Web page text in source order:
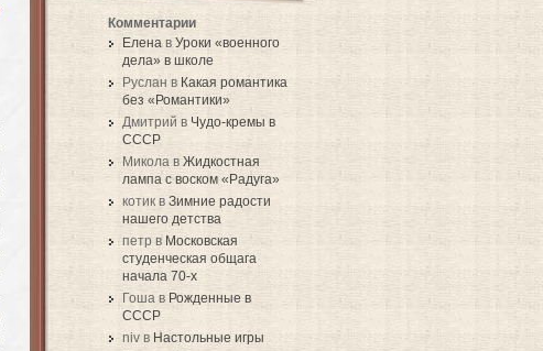
Комментарии
Елена в Уроки «военного
дела» в школе
Руслан в Какая романтика
без «Романтики»
Дмитрий в Чудо-кремы в
СССР
Микола в Жидкостная
лампа с воском «Радуга»
котик в Зимние радости
нашего детства
петр в Московская
студенческая общага
начала 70-х
Гоша в Рожденные в
СССР
niv в Настольные игры